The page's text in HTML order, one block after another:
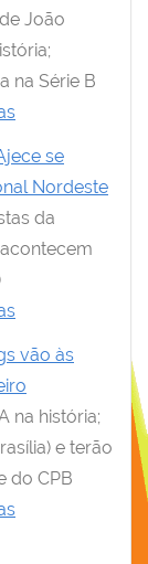
João
na Série B
se
Nordeste
da
vão às
na história;
e terão
do CPB